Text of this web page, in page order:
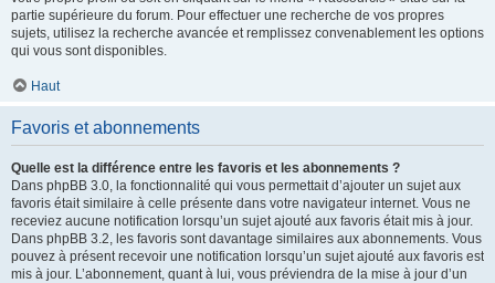
partie supérieure du forum. Pour effectuer une recherche de vos propres
sujets, utilisez la recherche avancée et remplissez convenablement les options
qui vous sont disponibles.
Haut
Favoris et abonnements
Quelle est la différence entre les favoris et les abonnements ?
Dans phpBB 3.0, la fonctionnalité qui vous permettait d’ajouter un sujet aux
favoris était similaire à celle présente dans votre navigateur internet. Vous ne
receviez aucune notification lorsqu’un sujet ajouté aux favoris était mis à jour.
Dans phpBB 3.2, les favoris sont davantage similaires aux abonnements. Vous
pouvez à présent recevoir une notification lorsqu’un sujet ajouté aux favoris est
mis à jour. L’abonnement, quant à lui, vous préviendra de la mise à jour d’un